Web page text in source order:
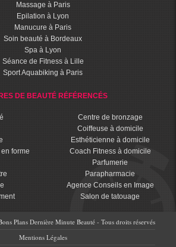
Massage à Paris
Epilation à Lyon
Manucure à Paris
Soin beauté à Bordeaux
Spa à Lyon
Séance de Fitness à Lille
Sport Aquabiking à Paris
DE BEAUTÉ RÉFÉRENCÉS
forme
Centre de bronzage
Coiffeuse à domicile
Esthéticienne à domicile
Coach Fitness à domicile
Parfumerie
Parapharmacie
Agence Conseils en Image
Salon de tatouage
Plans Dernière Minute Beauté - Tous droits réservés
Mentions Légales